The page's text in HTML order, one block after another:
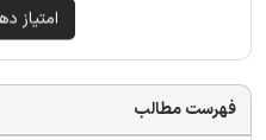
فهرست مطالب